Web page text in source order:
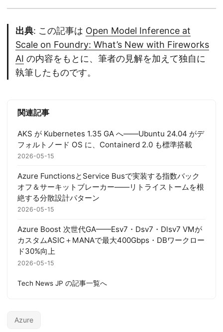
出典: この記事は Open Model Inference at
Scale on Foundry: What’s New with Fireworks
AI の内容をもとに、筆者の見解を加えて独自に
執筆したものです。
関連記事
AKS が Kubernetes 1.35 GA へ——Ubuntu 24.04 がデ
フォルトノード OS に、Containerd 2.0 も標準搭載
2026-05-15
Azure FunctionsとService Busで実装する指数バック
オフ＆サーキットブレーカー――リトライストームを根
絶する分散設計パターン
2026-05-15
Azure Boost 次世代GA——Esv7・Dsv7・Dlsv7 VMが
カスタムASIC＋MANAで最大400Gbps・DBワークロー
ド30%向上
2026-05-15
Tech News JP の記事一覧へ
Azure